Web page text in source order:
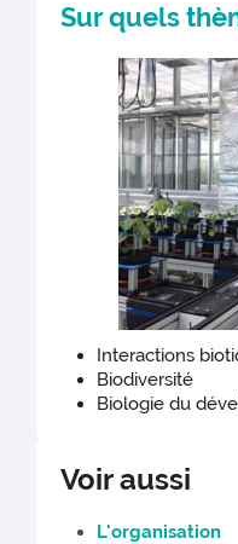
Sur quels
Interactions
Biodiversité
Biologie du
Voir aussi
L'organisation